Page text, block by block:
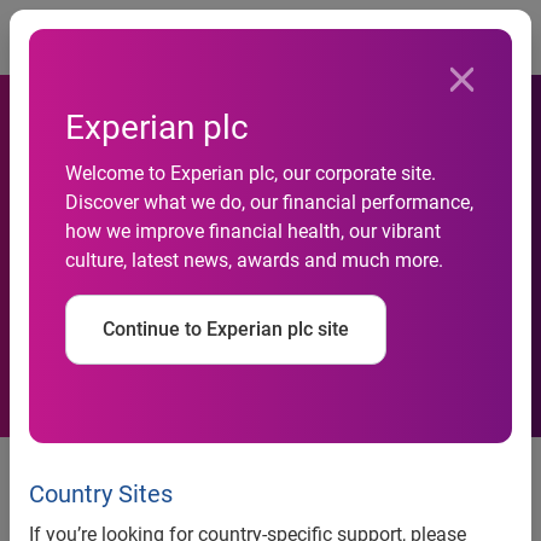
Experian plc
Welcome to Experian plc, our corporate site.
Discover what we do, our financial performance,
how we improve financial health, our vibrant
culture, latest news, awards and much more.
Continue to Experian plc site
Country Sites
If you’re looking for country-specific support, please
Cap France choisit Experian
Marketing Services pour
optimiser la qualité de ses
données postales